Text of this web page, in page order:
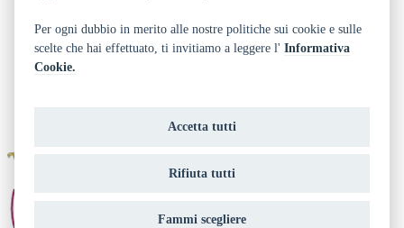
Art Bonus
Area riservata biblioteca
Contatti
Richiedi accesso all'area riservata
Per ogni dubbio in merito alle nostre politiche sui cookie e sulle
scelte che hai effettuato, ti invitiamo a leggere l'Informativa
Cookie.
Accetta tutti
Rifiuta tutti
Fammi scegliere